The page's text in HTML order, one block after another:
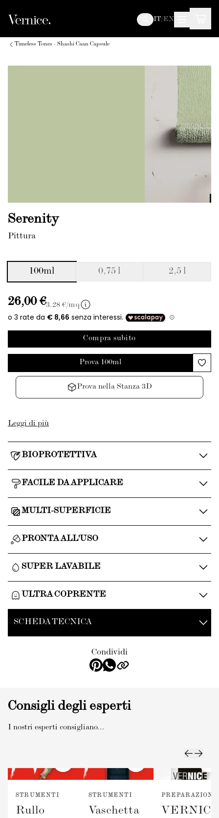
IT/EN
Timeless Tones - Shashi Caan Capsule
Serenity
Pittura
100ml 0,75 l 2,5 l
26,00 €3.28 €/mq
Compra subito
Prova 100ml
Prova nella Stanza 3D
Leggi di più
BIOPROTETTIVA
FACILE DA APPLICARE
MULTI-SUPERFICIE
PRONTA ALL'USO
SUPER LAVABILE
ULTRA COPRENTE
SCHEDA TECNICA
Condividi
Consigli degli esperti
I nostri esperti consigliano...
STRUMENTI
Rullo
STRUMENTI
Vaschetta
PREPARAZIONE